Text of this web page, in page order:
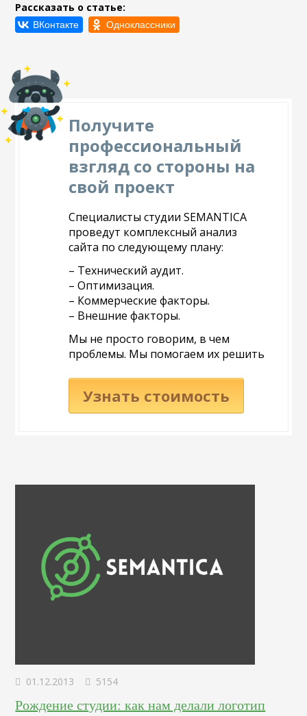
Рассказать о статье:
Получите
профессиональный
взгляд со стороны на
свой проект
Специалисты студии SEMANTICA
проведут комплексный анализ
сайта по следующему плану:
– Технический аудит.
– Оптимизация.
– Коммерческие факторы.
– Внешние факторы.
Мы не просто говорим, в чем
проблемы. Мы помогаем их решить
Узнать стоимость
01.12.2013 5154
Рождение студии: как нам делали логотип